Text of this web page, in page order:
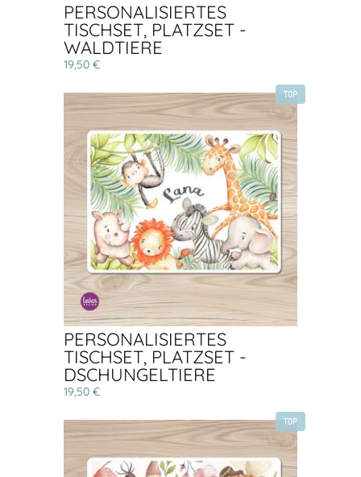
PERSONALISIERTES
TISCHSET, PLATZSET -
WALDTIERE
19,50 €
TOP
PERSONALISIERTES
TISCHSET, PLATZSET -
DSCHUNGELTIERE
19,50 €
TOP